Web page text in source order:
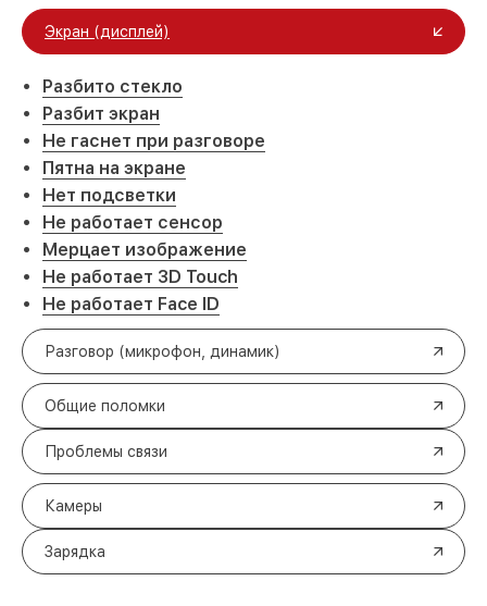
Экран (дисплей)
Разбито стекло
Разбит экран
Не гаснет при разговоре
Пятна на экране
Нет подсветки
Не работает сенсор
Мерцает изображение
Не работает 3D Touch
Не работает Face ID
Разговор (микрофон, динамик)
Общие поломки
Проблемы связи
Камеры
Зарядка